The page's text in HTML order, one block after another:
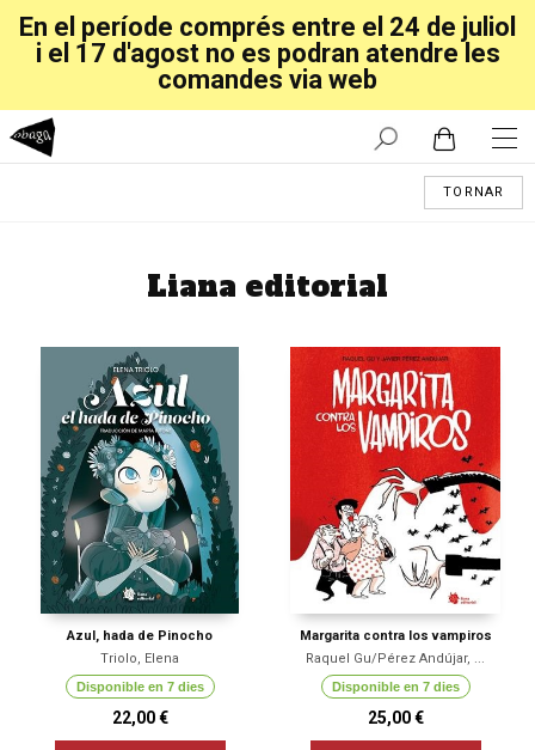
En el període comprés entre el 24 de juliol
i el 17 d'agost no es podran atendre les
comandes via web
TORNAR
Liana editorial
Azul, hada de Pinocho
Triolo, Elena
Disponible en 7 dies
22,00 €
Margarita contra los vampiros
Raquel Gu/Pérez Andújar, ...
Disponible en 7 dies
25,00 €